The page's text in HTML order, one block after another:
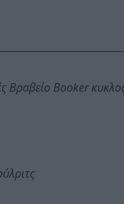
Βραβείο Booker